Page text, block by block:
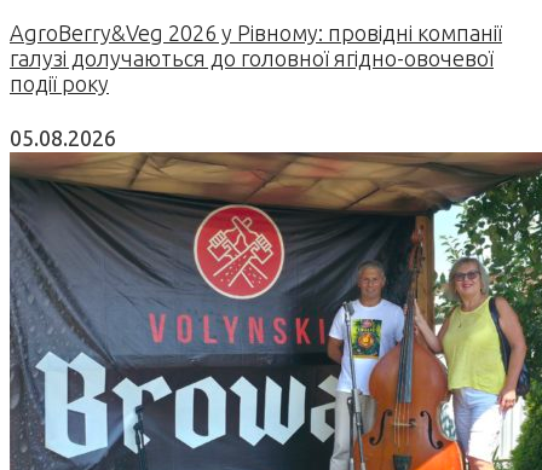
AgroBerry&Veg 2026 у Рівному: провідні компанії
галузі долучаються до головної ягідно-овочевої
події року
05.08.2026